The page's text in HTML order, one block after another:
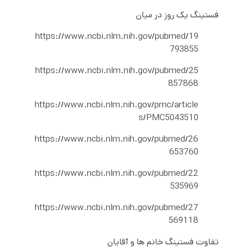
فستینگ یک روز در میان
https://www.ncbi.nlm.nih.gov/pubmed/19
793855
https://www.ncbi.nlm.nih.gov/pubmed/25
857868
https://www.ncbi.nlm.nih.gov/pmc/article
s/PMC5043510
https://www.ncbi.nlm.nih.gov/pubmed/26
653760
https://www.ncbi.nlm.nih.gov/pubmed/22
535969
https://www.ncbi.nlm.nih.gov/pubmed/27
569118
تفاوت فستینگ خانم ها و آقایان